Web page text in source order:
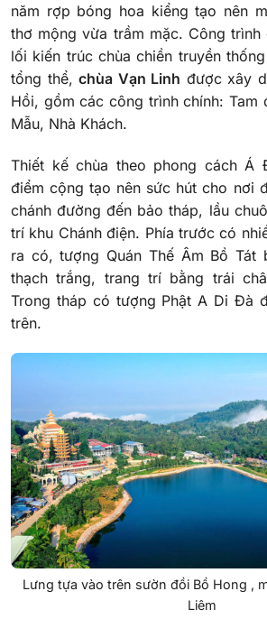
năm rợp bóng hoa kiểng tạo nên
thơ mộng vừa trầm mặc. Công
lối kiến ​​trúc chùa chiền truyền
tổng thể, chùa Vạn Linh được xây
Hồi, gồm các công trình chính: Tam
Mẫu, Nhà Khách.
Thiết kế chùa theo phong cách Á
điểm cộng tạo nên sức hút cho nơi
chánh đường đến bảo tháp, lầu
trí khu Chánh điện. Phía trước có
ra có, tượng Quán Thế Âm Bồ Tát
thạch trắng, trang trí bằng trái
Trong tháp có tượng Phật A Di Đà
trên.
Lưng tựa vào trên sườn đồi Bồ Hong ,
Liêm